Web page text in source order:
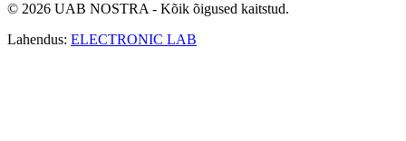
© 2026 UAB NOSTRA - Kõik õigused kaitstud.
Lahendus: ELECTRONIC LAB